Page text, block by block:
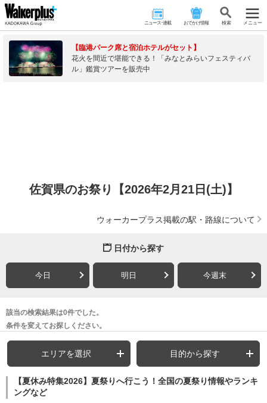
ニュース･連載 おでかけ情報 検 索 メニュー
【臨港パーク席と宿泊ホテルがセット】
花火を間近で堪能できる！「みなとみらいフェスティバ
ル」鑑賞ツアーを販売中
佐賀県のお祭り【2026年2月21日(土)】
ウォーカープラス掲載の駅・路線について
日付から探す
今日 明日 今週末
該当の検索結果は0件でした。
条件を変えてお探しください。
エリアを選択 目的から探す
【夏休み特集2026】夏祭りへ行こう！全国の夏祭り情報やランキ
ングなど